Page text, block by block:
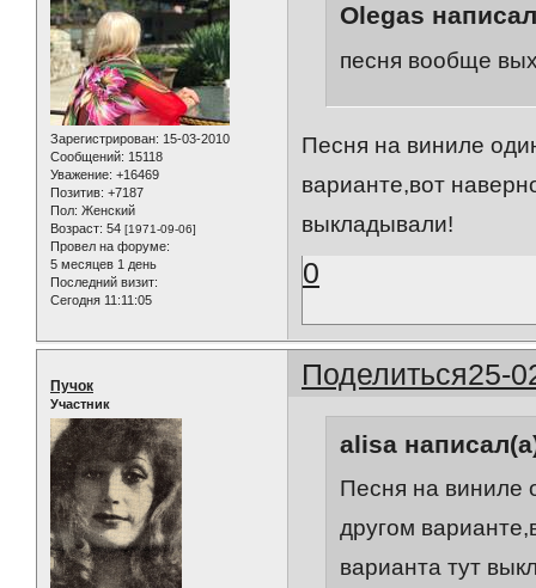
Зарегистрирован: 15-03-2010
Сообщений: 15118
Уважение: +16469
Позитив: +7187
Пол: Женский
Возраст: 54 [1971-09-06]
Провел на форуме:
5 месяцев 1 день
Последний визит:
Сегодня 11:11:05
Olegas
песня вообще
Песня на виниле
варианте,вот
выкладывали!
0
Поделиться25-
Пучок
Участник
alisa
Песня на виниле
другом
варианта тут